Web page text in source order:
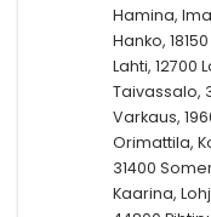
Hamina,
Hanko,
Lahti, 12700
Taivassalo,
Varkaus,
Orimattila,
31400
Kaarina,